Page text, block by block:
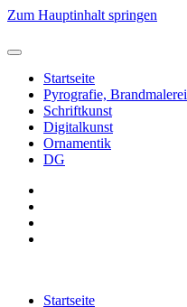
Zum Hauptinhalt springen
Startseite
Pyrografie, Brandmalerei
Schriftkunst
Digitalkunst
Ornamentik
DG
Startseite